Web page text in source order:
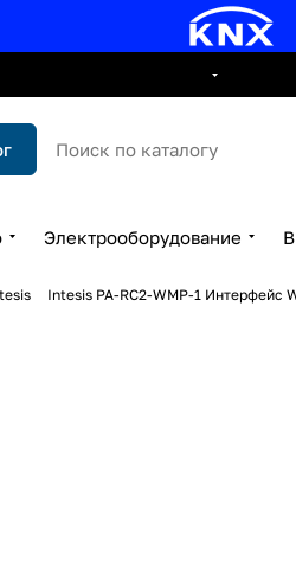
Электрооборудование
Intesis PA-RC2-WMP-1 Интерфейс